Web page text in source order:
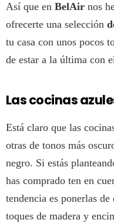
Así que en BelAir nos
ofrecerte una selección
tu casa con unos pocos
de estar a la última con
Las cocinas
Está claro que las
otras de tonos más
negro. Si estás
has comprado ten en
tendencia es ponerlas
toques de madera y